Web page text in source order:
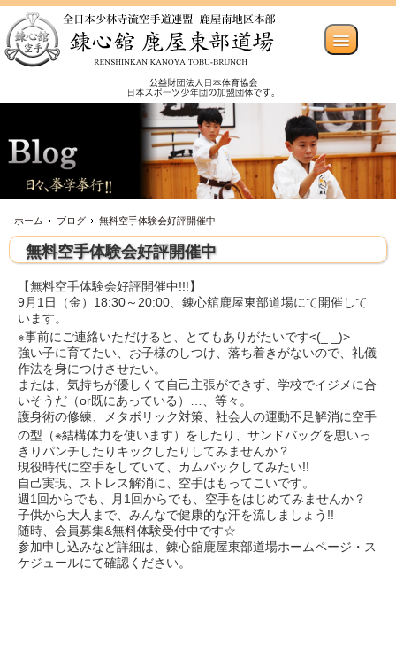
ホーム ブログ 無料空手体験会好評開催中
無料空手体験会好評開催中
【無料空手体験会好評開催中!!!】
9月1日（金）18:30～20:00、錬心舘鹿屋東部道場にて開催して
います。
※事前にご連絡いただけると、とてもありがたいです<(_ _)>
強い子に育てたい、お子様のしつけ、落ち着きがないので、礼儀
作法を身につけさせたい。
または、気持ちが優しくて自己主張ができず、学校でイジメに合
いそうだ（or既にあっている）…、等々。
護身術の修練、メタボリック対策、社会人の運動不足解消に空手
の型（※結構体力を使います）をしたり、 サンドバッグを思いっ
きりパンチしたりキックしたりしてみませんか？
現役時代に空手をしていて、カムバックしてみたい!!
自己実現、ストレス解消に、空手はもってこいです。
週1回からでも、月1回からでも、空手をはじめてみませんか？
子供から大人まで、みんなで健康的な汗を流しましょう!!
随時、会員募集&無料体験受付中です☆
参加申し込みなど詳細は、錬心舘鹿屋東部道場ホームページ・ス
ケジュールにて確認ください。